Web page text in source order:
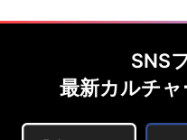
SNS
最新カルチャ